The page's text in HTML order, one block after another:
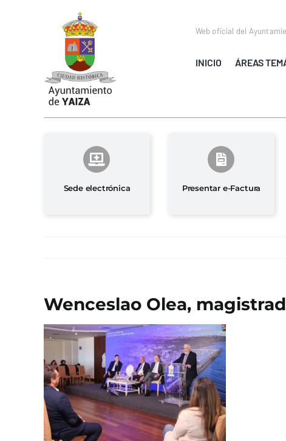
Web oficial del
INICIO ÁREAS
Sede electrónica Presentar e-Factura
Wenceslao Olea,